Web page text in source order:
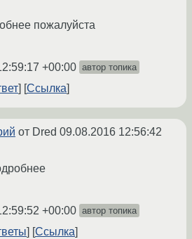
пожалуйста
+00:00 автор топика
Ссылка
от Dred 09.08.2016 12:56:42
+00:00 автор топика
Ссылка